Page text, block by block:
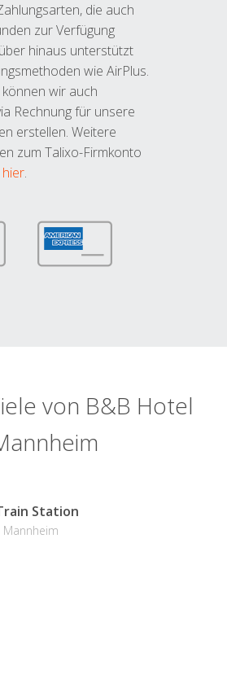
die auch
zur Verfügung
hinaus unterstützt
wie AirPlus.
wir auch
Rechnung für unsere
erstellen. Weitere
zum Talixo-Firmkonto
hier.
von B&B Hotel
Station